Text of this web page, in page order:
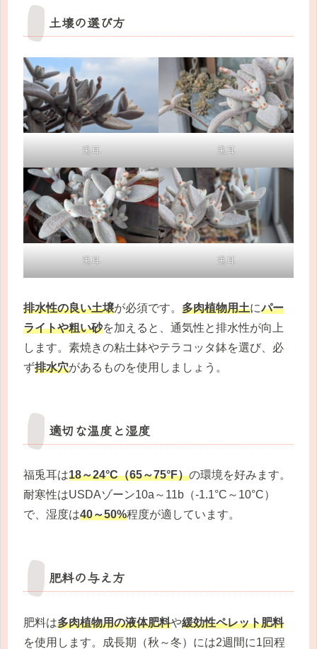
土壌の選び方
兎耳 兎耳
兎耳 兎耳
排水性の良い土壌が必須です。 多肉植物用土にパー
ライトや粗い砂を加えると、通気性と排水性が向上
します。素焼きの粘土鉢やテラコッタ鉢を選び、必
ず排水穴があるものを使用しましょう。
適切な温度と湿度
福兎耳は18～24°C（65～75°F）の環境を好みます。
耐寒性はUSDAゾーン10a～11b（-1.1°C～10°C）
で、湿度は40～50%程度が適しています。
肥料の与え方
肥料は多肉植物用の液体肥料や緩効性ペレット肥料
を使用します。成長期（秋～冬）には2週間に1回程